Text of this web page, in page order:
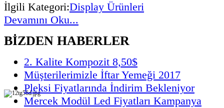
İlgili Kategori:Display Ürünleri
Devamını Oku...
BİZDEN HABERLER
2. Kalite Kompozit 8,50$
Müşterilerimizle İftar Yemeği 2017
Pleksi Fiyatlarında İndirim Bekleniyor
Mercek Modül Led Fiyatları Kampanya